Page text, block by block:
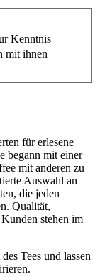
Kenntnis
mit ihnen
für erlesene
begann mit einer
mit anderen zu
Auswahl an
die jeden
Qualität,
stehen im
Tees und lassen